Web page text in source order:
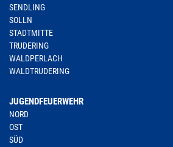
SENDLING
SOLLN
STADTMITTE
TRUDERING
WALDPERLACH
WALDTRUDERING
JUGENDFEUERWEHR
NORD
OST
SÜD